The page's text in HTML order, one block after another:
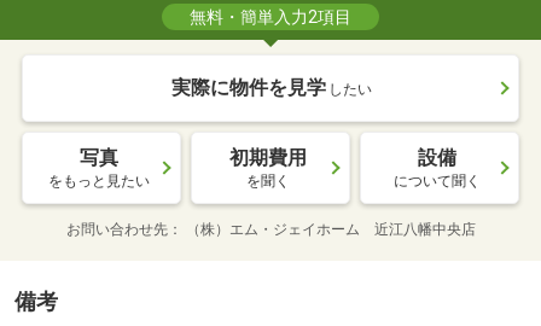
無料・簡単入力2項目
実際に物件を見学 したい
写真
をもっと見たい
初期費用
を聞く
設備
について聞く
お問い合わせ先 （株）エム・ジェイホーム 近江八幡中央店
備考